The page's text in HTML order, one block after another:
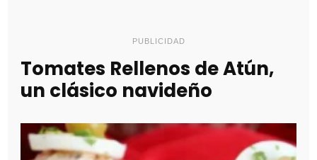
PUBLICIDAD
Tomates Rellenos de Atún,
un clásico navideño